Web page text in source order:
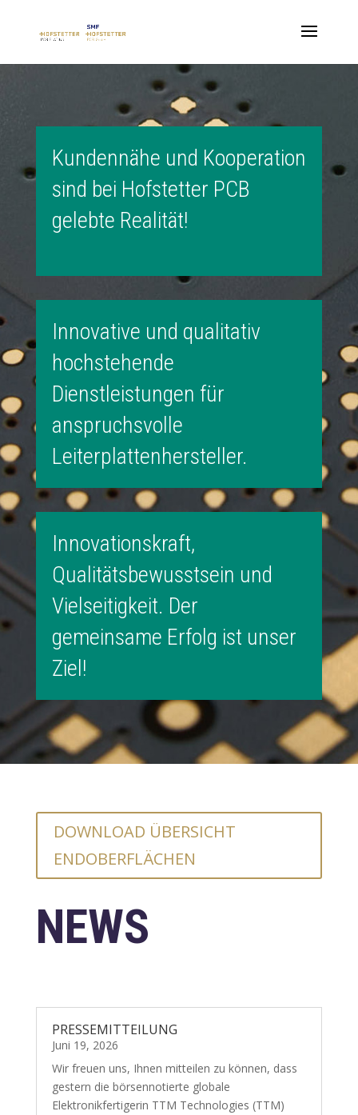
Kundennähe und Kooperation
sind bei Hofstetter PCB
gelebte Realität!
Innovative und qualitativ
hochstehende
Dienstleistungen für
anspruchsvolle
Leiterplattenhersteller.
Innovationskraft,
Qualitätsbewusstsein und
Vielseitigkeit. Der
gemeinsame Erfolg ist unser
Ziel!
DOWNLOAD ÜBERSICHT
ENDOBERFLÄCHEN
NEWS
PRESSEMITTEILUNG
Juni 19, 2026
Wir freuen uns, Ihnen mitteilen zu können, dass
gestern die börsennotierte globale
Elektronikfertigerin TTM Technologies (TTM)